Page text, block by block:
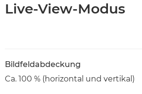
Live-View-Modus
Bildfeldabdeckung
Ca. 100 % (horizontal und vertikal)